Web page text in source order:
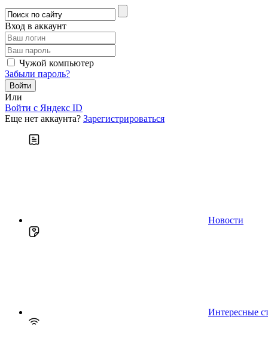
Вход в аккаунт
Чужой компьютер
Забыли пароль?
Или
Войти c Яндекс ID
Еще нет аккаунта? Зарегистрироваться
Новости
Интересные